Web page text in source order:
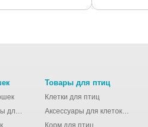
Игровые комплексы для кошек
Товары для птиц
Клетки для птиц
Аксессуары для клеток для птиц
Корм для птиц